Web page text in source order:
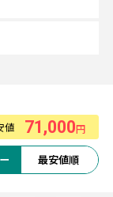
ホテルです。
値 71,000円
最安値順